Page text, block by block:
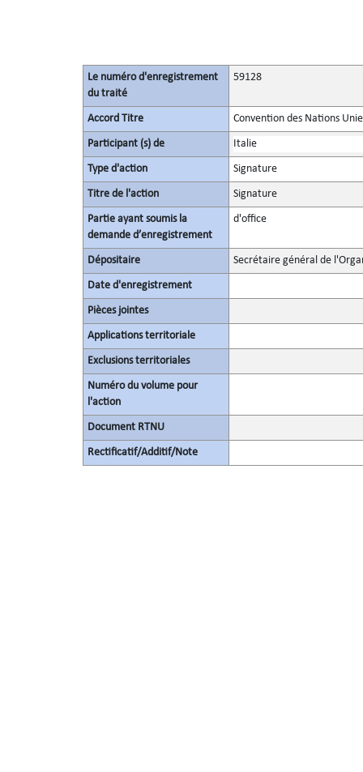
Le numéro d'enregistrement
du traité
59128
Accord Titre Convention des Nations
Participant (s) de Italie
Type d'action Signature
Titre de l'action Signature
Partie ayant soumis la
demande d’enregistrement
d'office
Dépositaire Secrétaire général de
Date d'enregistrement
Pièces jointes
Applications territoriale
Exclusions territoriales
Numéro du volume pour
l'action
Document RTNU
Rectificatif/Additif/Note